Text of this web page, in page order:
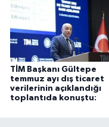
TİM Başkanı Gültepe
temmuz ayı dış ticaret
verilerinin açıklandığı
toplantıda konuştu: